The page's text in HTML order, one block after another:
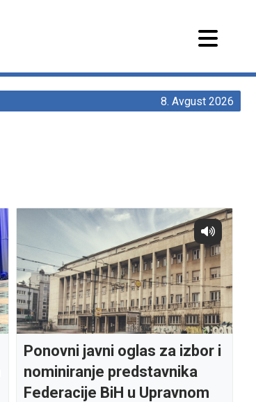
8. Avgust 2026
Ponovni javni oglas za izbor i
nominiranje predstavnika
Federacije BiH u Upravnom